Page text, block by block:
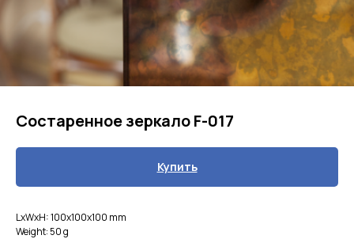
Состаренное зеркало F-017
Купить
LxWxH: 100x100x100 mm
Weight: 50 g